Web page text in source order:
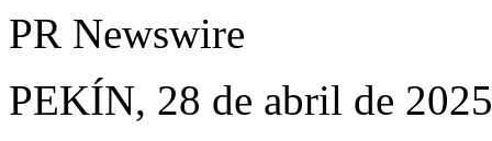
PR Newswire
PEKÍN, 28 de abril de 2025